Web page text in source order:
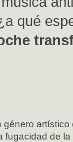
qué
género artístico
fugacidad de